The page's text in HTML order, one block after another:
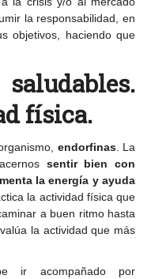
la responsabilidad, en
objetivos, haciendo que
física.
endorfinas. La
sentir bien con
la energía y ayuda
la actividad física que
a buen ritmo hasta
la actividad que más
ir acompañado por